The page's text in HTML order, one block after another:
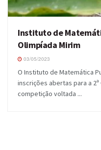
Instituto de
Olimpíada Mirim
03/05/2023
O Instituto de Matemática
inscrições abertas para a 2ª
competição voltada ...